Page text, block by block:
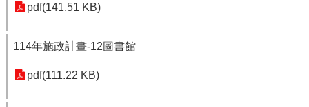
pdf(141.51 KB)
114年施政計畫-12圖書館
pdf(111.22 KB)